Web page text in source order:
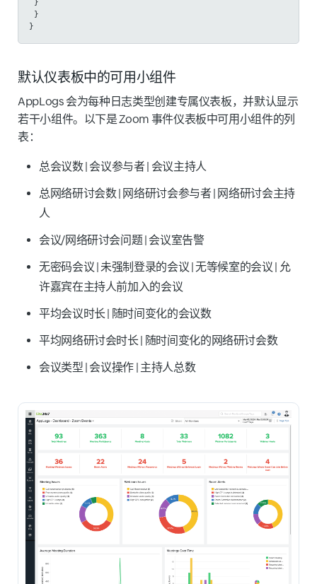
}
}
}
默认仪表板中的可用小组件
AppLogs 会为每种日志类型创建专属仪表板，并默认显示
若干小组件。以下是 Zoom 事件仪表板中可用小组件的列
表：
总会议数 | 会议参与者 | 会议主持人
总网络研讨会数 | 网络研讨会参与者 | 网络研讨会主持
人
会议/网络研讨会问题 | 会议室告警
无密码会议 | 未强制登录的会议 | 无等候室的会议 | 允
许嘉宾在主持人前加入的会议
平均会议时长 | 随时间变化的会议数
平均网络研讨会时长 | 随时间变化的网络研讨会数
会议类型 | 会议操作 | 主持人总数